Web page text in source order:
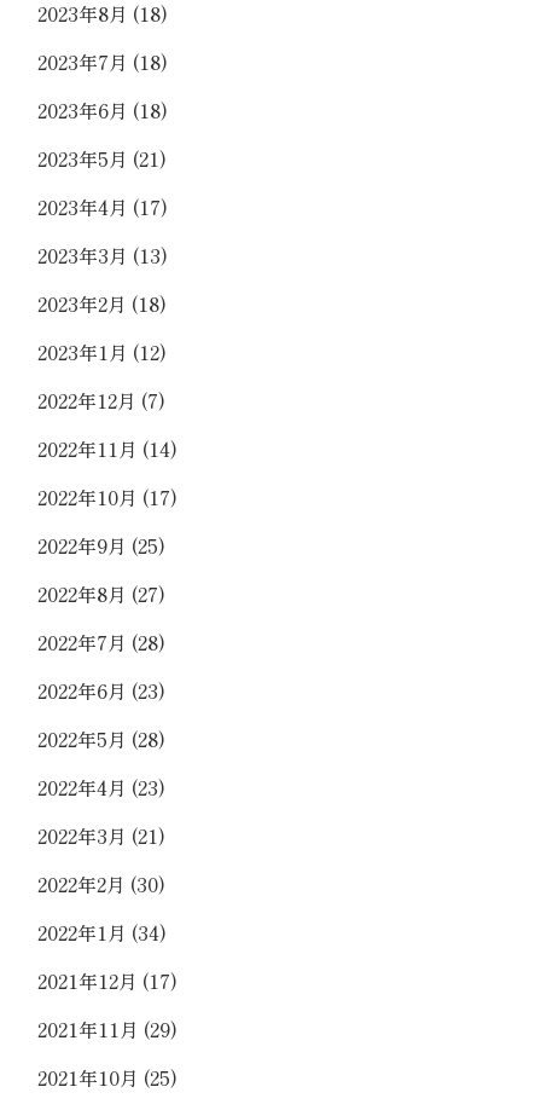
2023年8月 (18)
2023年7月 (18)
2023年6月 (18)
2023年5月 (21)
2023年4月 (17)
2023年3月 (13)
2023年2月 (18)
2023年1月 (12)
2022年12月 (7)
2022年11月 (14)
2022年10月 (17)
2022年9月 (25)
2022年8月 (27)
2022年7月 (28)
2022年6月 (23)
2022年5月 (28)
2022年4月 (23)
2022年3月 (21)
2022年2月 (30)
2022年1月 (34)
2021年12月 (17)
2021年11月 (29)
2021年10月 (25)